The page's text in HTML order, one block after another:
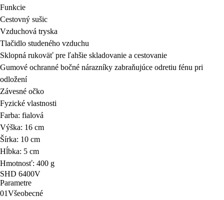
Funkcie
Cestovný sušic
Vzduchová tryska
Tlačidlo studeného vzduchu
Sklopná rukoväť pre ľahšie skladovanie a cestovanie
Gumové ochranné bočné nárazníky zabraňujúce odretiu fénu pri
odložení
Závesné očko
Fyzické vlastnosti
Farba: fialová
Výška: 16 cm
Šírka: 10 cm
Hĺbka: 5 cm
Hmotnosť: 400 g
SHD 6400V
Parametre
01Všeobecné